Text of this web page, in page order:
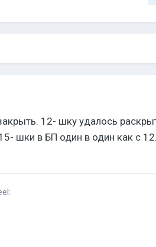
12- шку удалось
шки в БП один в один как с